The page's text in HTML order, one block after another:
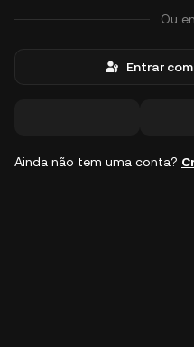
Ou
Entrar
Ainda não tem uma conta?